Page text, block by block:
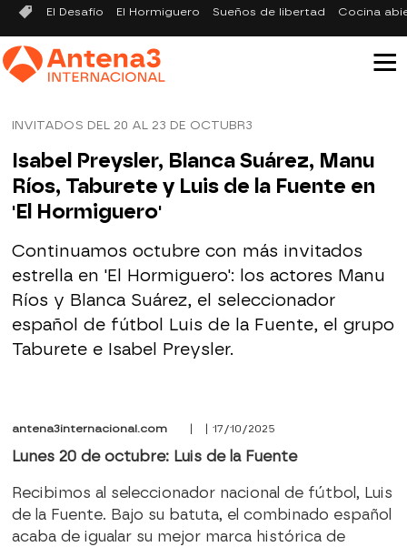
El Desafío El Hormiguero Sueños de libertad Cocina
INVITADOS DEL 20 AL 23 DE OCTUBR3
Isabel Preysler, Blanca Suárez, Manu
Ríos, Taburete y Luis de la Fuente en
'El Hormiguero'
Continuamos octubre con más invitados
estrella en 'El Hormiguero': los actores Manu
Ríos y Blanca Suárez, el seleccionador
español de fútbol Luis de la Fuente, el grupo
Taburete e Isabel Preysler.
antena3internacional.com | | 17/10/2025
Lunes 20 de octubre: Luis de la Fuente
Recibimos al seleccionador nacional de fútbol, Luis
de la Fuente. Bajo su batuta, el combinado español
acaba de igualar su mejor marca histórica de